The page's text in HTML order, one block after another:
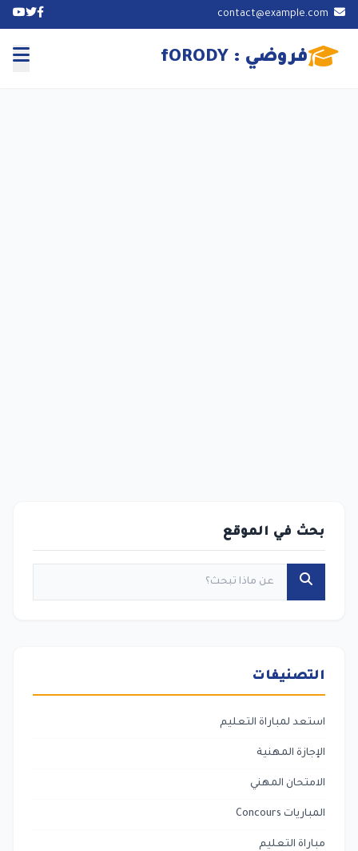
فروضي : fORODY
بحث في الموقع
التصنيفات
استعد لمباراة التعليم
الإجازة المهنية
الامتحان المهني
المباريات Concours
مباراة التعليم